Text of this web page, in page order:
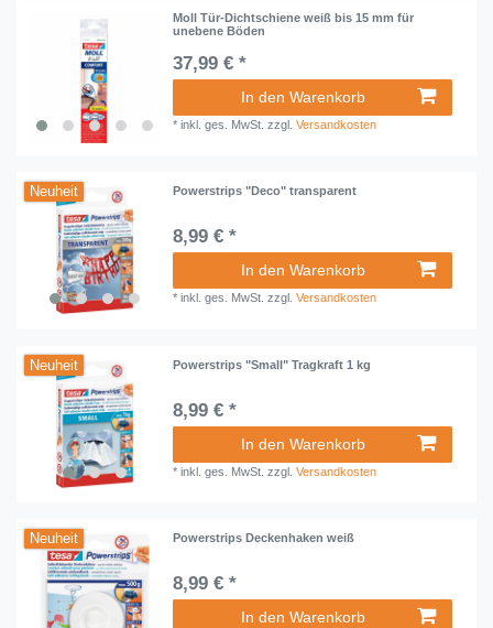
Moll Tür-Dichtschiene weiß bis 15 mm für
unebene Böden
37,99 € *
In den Warenkorb
*inkl. ges. MwSt. zzgl.Versandkosten
Neuheit Powerstrips "Deco" transparent
8,99 € *
In den Warenkorb
*inkl. ges. MwSt. zzgl.Versandkosten
Neuheit Powerstrips "Small" Tragkraft 1 kg
8,99 € *
In den Warenkorb
*inkl. ges. MwSt. zzgl.Versandkosten
Neuheit Powerstrips Deckenhaken weiß
8,99 € *
In den Warenkorb